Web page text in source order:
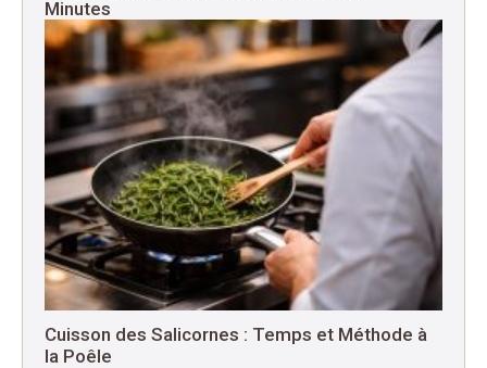
Minutes
Cuisson des Salicornes : Temps et Méthode à
la Poêle